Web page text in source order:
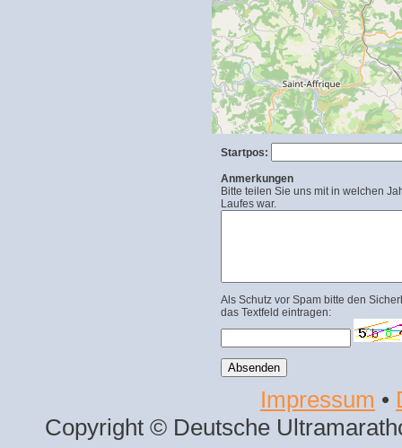
Startpos:
Anmerkungen
Bitte teilen Sie uns mit in welchen
Laufes war.
Als Schutz vor Spam bitte den
das Textfeld eintragen:
Impressum •
Copyright © Deutsche